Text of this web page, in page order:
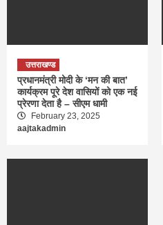
उत्तराखण्ड
प्रधानमंत्री मोदी के ‘मन की बात’
कार्यक्रम पूरे देश वासियों को एक नई
प्रेरणा देता है – सीएम धामी
February 23, 2025
aajtakadmin